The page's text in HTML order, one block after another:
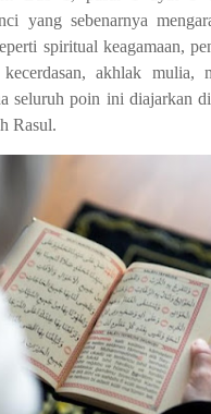
yang sebenarnya
spiritual keagamaan,
akhlak mulia,
seluruh poin ini diajarkan
Rasul.